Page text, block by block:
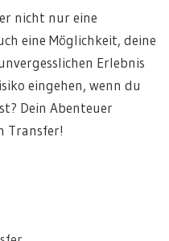
nicht nur eine
eine Möglichkeit, deine
Erlebnis
eingehen, wenn du
Dein Abenteuer
Transfer!